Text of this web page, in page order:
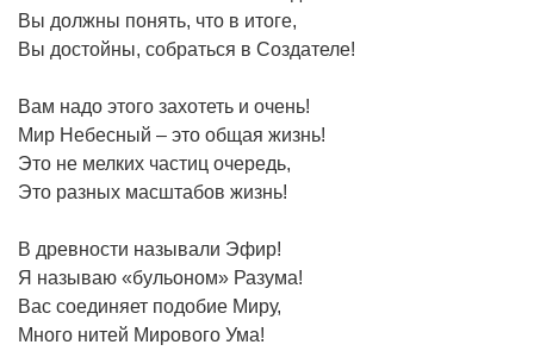
Вы должны понять, что в итоге,
Вы достойны, собраться в Создателе!
Вам надо этого захотеть и очень!
Мир Небесный – это общая жизнь!
Это не мелких частиц очередь,
Это разных масштабов жизнь!
В древности называли Эфир!
Я называю «бульоном» Разума!
Вас соединяет подобие Миру,
Много нитей Мирового Ума!